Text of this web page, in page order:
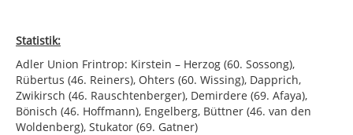
Statistik:
Adler Union Frintrop: Kirstein – Herzog (60. Sossong),
Rübertus (46. Reiners), Ohters (60. Wissing), Dapprich,
Zwikirsch (46. Rauschtenberger), Demirdere (69. Afaya),
Bönisch (46. Hoffmann), Engelberg, Büttner (46. van den
Woldenberg), Stukator (69. Gatner)